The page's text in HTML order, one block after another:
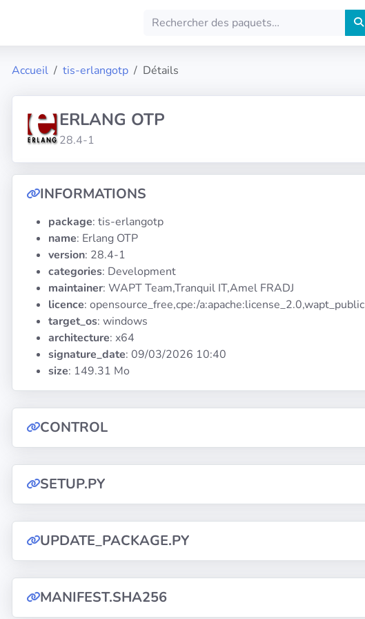
Accueil tis-erlangotp Détails
ERLANG OTP
28.4-1
INFORMATIONS
package: tis-erlangotp
name: Erlang OTP
version: 28.4-1
categories: Development
maintainer: WAPT Team,Tranquil IT,Amel FRADJ
licence: opensource_free,cpe:/a:apache:license_2.0,wapt_public
target_os: windows
architecture: x64
signature_date: 09/03/2026 10:40
size: 149.31 Mo
CONTROL
SETUP.PY
UPDATE_PACKAGE.PY
MANIFEST.SHA256